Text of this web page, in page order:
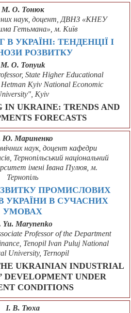
М. О. Тонюк
наук, доцент, ДВНЗ «КНЕУ
Гетьмана», м. Київ
В УКРАЇНІ: ТЕНДЕНЦІЇ І
РОЗВИТКУ
M. O. Tonyuk
State Higher Educational
Kyiv National Economic
Kyiv
IN UKRAINE: TRENDS AND
FORECASTS
Ю. Мариненко
наук, доцент кафедри
Тернопільський національний
імені Івана Пулюя, м.
Тернопіль
ПРОМИСЛОВИХ
УКРАЇНИ В СУЧАСНИХ
УМОВАХ
Yu. Marynenko
Professor of the Department
Tenopil Ivan Puluj National
University, Ternopil
UKRAINIAN INDUSTRIAL
DEVELOPMENT UNDER
CONDITIONS
І. В. Тюха